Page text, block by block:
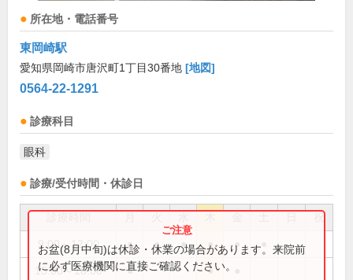
所在地・電話番号
東岡崎駅
愛知県岡崎市唐沢町1丁目30番地 [地図]
0564-22-1291
診療科目
眼科
診療/受付時間・休診日
祝
9:00～12:00 ● ● ● ● ●
15:00～18:00 ● ●
お盆(8月中旬)は休診・休業の場合があります。来院前
に必ず医療機関に直接ご確認ください。